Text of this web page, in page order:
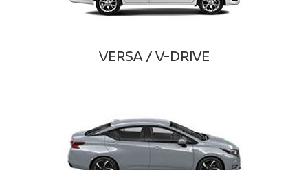
VERSA / V-DRIVE